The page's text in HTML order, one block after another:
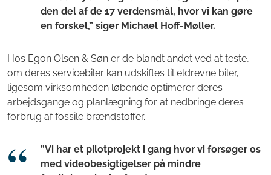
den del af de 17 verdensmål, hvor vi kan gøre
en forskel,” siger Michael Hoff-Møller.
Hos Egon Olsen & Søn er de blandt andet ved at teste,
om deres servicebiler kan udskiftes til eldrevne biler,
ligesom virksomheden løbende optimerer deres
arbejdsgange og planlægning for at nedbringe deres
forbrug af fossile brændstoffer.
”Vi har et pilotprojekt i gang hvor vi forsøger os
med videobesigtigelser på mindre